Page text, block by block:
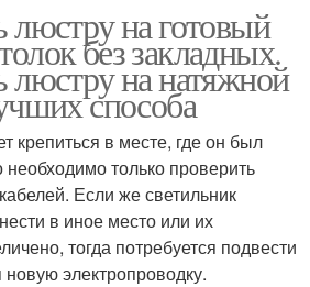
люстру на готовый
без закладных.
люстру на натяжной
способа
крепиться в месте, где он был
необходимо только проверить
Если же светильник
в иное место или их
тогда потребуется подвести
электропроводку.